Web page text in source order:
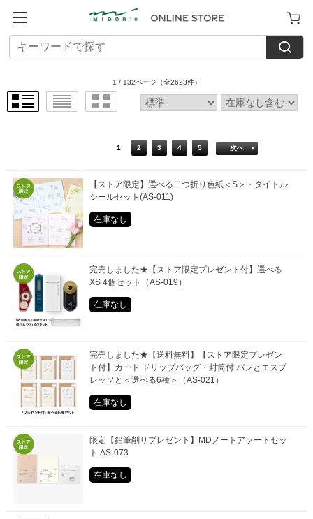
1 / 132ページ （全2623件）
1 2 3 4 5 次へ
【ストア限定】選べる二つ折り色紙＜S＞・タイトル
シールセット(AS-011)
在庫なし
完売しました★【ストア限定プレゼント付】選べる
XS 4個セット（AS-019）
在庫なし
完売しました★【送料無料】【ストア限定プレゼン
ト付】カード ドリップバッグ・封筒付 パンとエスプ
レッソと＜選べる6種＞（AS-021）
在庫なし
限定【鉛筆削りプレゼント】MDノートアソートセッ
ト AS-073
在庫なし